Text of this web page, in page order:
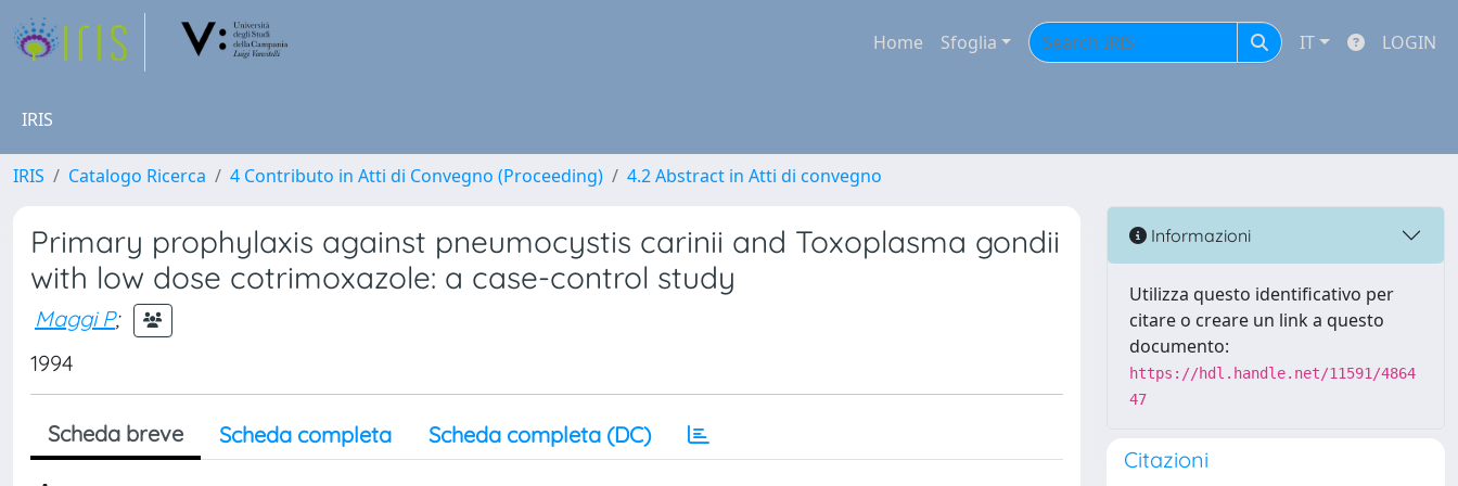
Home Sfoglia IT LOGIN
IRIS
IRIS Catalogo Ricerca 4 Contributo in Atti di Convegno (Proceeding) 4.2 Abstract in Atti di convegno
Primary prophylaxis against pneumocystis carinii and Toxoplasma gondii
with low dose cotrimoxazole: a case-control study
Maggi P;
1994
Scheda breve Scheda completa Scheda completa (DC)
Informazioni
Utilizza questo identificativo per
citare o creare un link a questo
documento:
https://hdl.handle.net/11591/4864
47
Citazioni